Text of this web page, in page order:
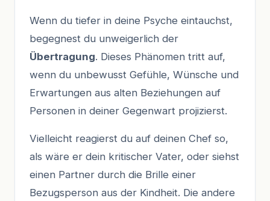
Wenn du tiefer in deine Psyche eintauchst,
begegnest du unweigerlich der
Übertragung. Dieses Phänomen tritt auf,
wenn du unbewusst Gefühle, Wünsche und
Erwartungen aus alten Beziehungen auf
Personen in deiner Gegenwart projizierst.
Vielleicht reagierst du auf deinen Chef so,
als wäre er dein kritischer Vater, oder siehst
einen Partner durch die Brille einer
Bezugsperson aus der Kindheit. Die andere